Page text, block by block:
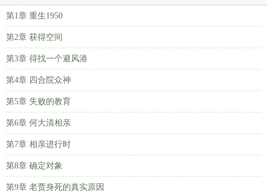
第1章 重生1950
第2章 获得空间
第3章 得找一个避风港
第4章 四合院众神
第5章 失败的教育
第6章 何大清相亲
第7章 相亲进行时
第8章 确定对象
第9章 老贾身死的真实原因